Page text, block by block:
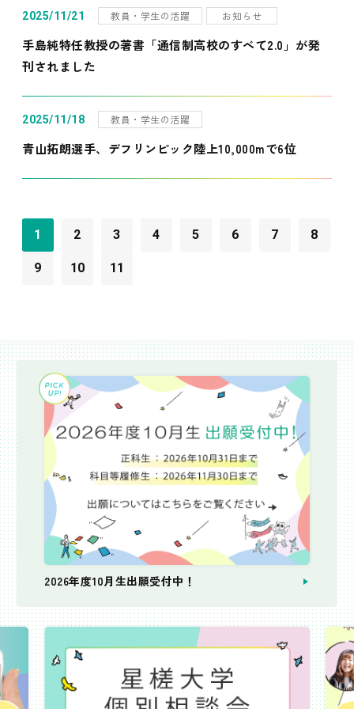
2025/11/21 教員・学生の活躍 お知らせ
手島純特任教授の著書「通信制高校のすべて2.0」が発
刊されました
2025/11/18 教員・学生の活躍
青山拓朗選手、デフリンピック陸上10,000mで6位
1 2 3 4 5 6 7 8
9 10 11
2026年度10月生出願受付中！